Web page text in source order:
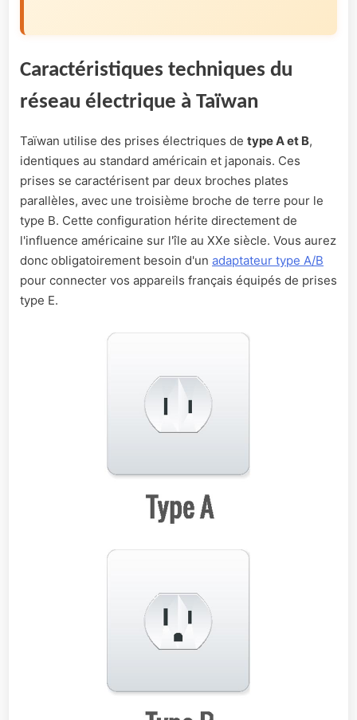
Caractéristiques techniques du
réseau électrique à Taïwan
Taïwan utilise des prises électriques de type A et B,
identiques au standard américain et japonais. Ces
prises se caractérisent par deux broches plates
parallèles, avec une troisième broche de terre pour le
type B. Cette configuration hérite directement de
l'influence américaine sur l'île au XXe siècle. Vous aurez
donc obligatoirement besoin d'un adaptateur type A/B
pour connecter vos appareils français équipés de prises
type E.